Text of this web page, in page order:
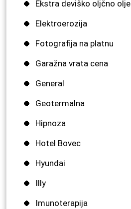
Ekstra deviško oljčno olje
Elektroerozija
Fotografija na platnu
Garažna vrata cena
General
Geotermalna
Hipnoza
Hotel Bovec
Hyundai
Illy
Imunoterapija